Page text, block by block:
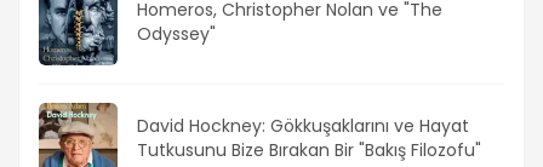
Homeros, Christopher Nolan ve "The
Odyssey"
David Hockney: Gökkuşaklarını ve Hayat
Tutkusunu Bize Bırakan Bir "Bakış Filozofu"